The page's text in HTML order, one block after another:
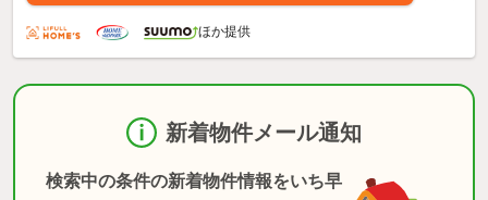
ほか提供
新着物件メール通知
検索中の条件の新着物件情報をいち早